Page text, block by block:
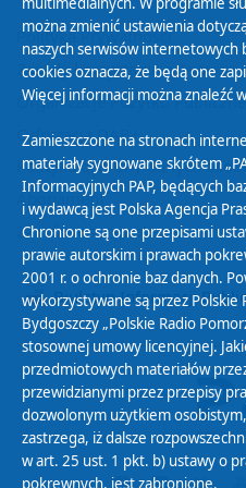
Polityka Prywatności
Zasady korzystania z Serwisu
Organizacje Pożytku
Cyfryzacja DAB+
Polityka ochrony danych
Abonament
Zamówienia publiczne
Biuletyn Informacji
można zmienić ustawienia
naszych serwisów internetowych
cookies oznacza, że będą one
Więcej informacji można znaleźć
Zamieszczone na stronach
materiały sygnowane skrótem
Informacyjnych PAP, będących
i wydawcą jest Polska Agencja
Chronione są one przepisami
prawie autorskim i prawach
2001 r. o ochronie baz danych.
wykorzystywane są przez Polskie
Bydgoszczy „Polskie Radio
stosownej umowy licencyjnej.
przedmiotowych materiałów
przewidzianymi przez przepisy
dozwolonym użytkiem
zastrzega, iż dalsze
w art. 25 ust. 1 pkt. b) ustawy o
pokrewnych, jest zabronione.